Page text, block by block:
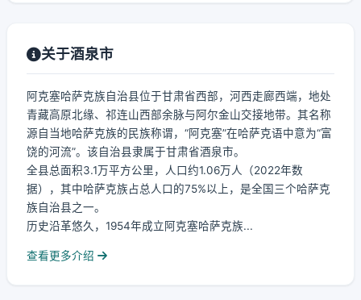
关于酒泉市
阿克塞哈萨克族自治县位于甘肃省西部，河西走廊西端，地处
青藏高原北缘、祁连山西部余脉与阿尔金山交接地带。其名称
源自当地哈萨克族的民族称谓，“阿克塞”在哈萨克语中意为“富
饶的河流”。该自治县隶属于甘肃省酒泉市。
全县总面积3.1万平方公里，人口约1.06万人（2022年数
据），其中哈萨克族占总人口的75%以上，是全国三个哈萨克
族自治县之一。
历史沿革悠久，1954年成立阿克塞哈萨克族...
查看更多介绍